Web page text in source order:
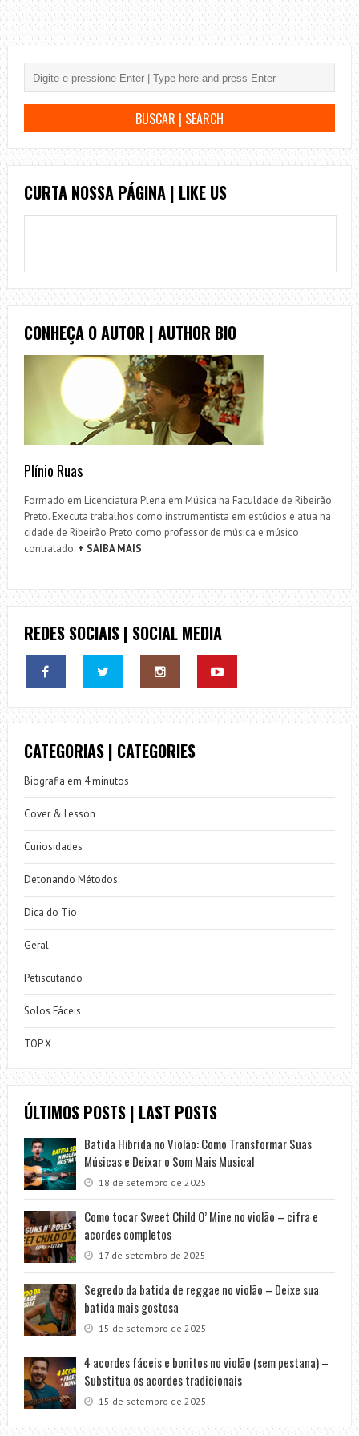
CURTA NOSSA PÁGINA | LIKE US
CONHEÇA O AUTOR | AUTHOR BIO
Plínio Ruas
Formado em Licenciatura Plena em Música na Faculdade de Ribeirão
Preto. Executa trabalhos como instrumentista em estúdios e atua na
cidade de Ribeirão Preto como professor de música e músico
contratado. + SAIBA MAIS
REDES SOCIAIS | SOCIAL MEDIA
CATEGORIAS | CATEGORIES
Biografia em 4 minutos
Cover & Lesson
Curiosidades
Detonando Métodos
Dica do Tio
Geral
Petiscutando
Solos Fáceis
TOP X
ÚLTIMOS POSTS | LAST POSTS
Batida Híbrida no Violão: Como Transformar Suas
Músicas e Deixar o Som Mais Musical
18 de setembro de 2025
Como tocar Sweet Child O’ Mine no violão – cifra e
acordes completos
17 de setembro de 2025
Segredo da batida de reggae no violão – Deixe sua
batida mais gostosa
15 de setembro de 2025
4 acordes fáceis e bonitos no violão (sem pestana) –
Substitua os acordes tradicionais
15 de setembro de 2025